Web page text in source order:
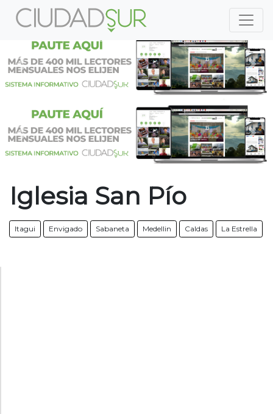
Previous
Previous
Iglesia San Pío
Itagui Envigado Sabaneta Medellin Caldas La Estrella